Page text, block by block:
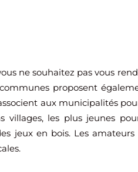
ne souhaitez pas vous
proposent
aux municipalités
villages, les plus jeunes
jeux en bois. Les